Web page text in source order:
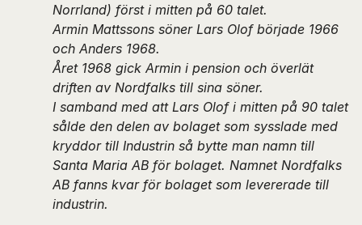
Norrland) först i mitten på 60 talet.
Armin Mattssons söner Lars Olof började 1966
och Anders 1968.
Året 1968 gick Armin i pension och överlät
driften av Nordfalks till sina söner.
I samband med att Lars Olof i mitten på 90 talet
sålde den delen av bolaget som sysslade med
kryddor till Industrin så bytte man namn till
Santa Maria AB för bolaget. Namnet Nordfalks
AB fanns kvar för bolaget som levererade till
industrin.